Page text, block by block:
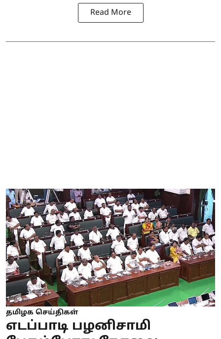
Read More
தமிழக செய்திகள்
எடப்பாடி பழனிசாமி